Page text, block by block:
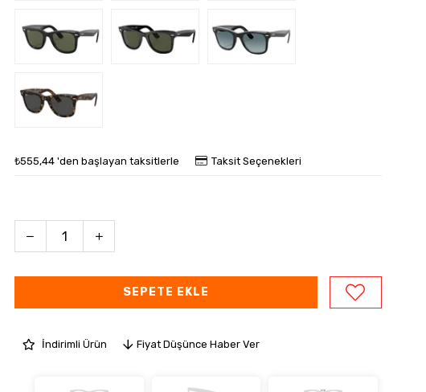
₺555,44 'den başlayan taksitlerle Taksit Seçenekleri
İndirimli Ürün Fiyat Düşünce Haber Ver